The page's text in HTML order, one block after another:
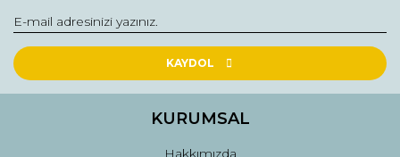
Ürün resmi kalitesiz, bozuk veya görüntülenemiyor.
Ürün açıklamasında eksik bilgiler bulunuyor.
Ürün fiyatı diğer sitelerden daha pahalı.
KAYDOL
KURUMSAL
Hakkımızda